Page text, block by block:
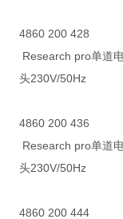
4860 200 428
Research pro单道
头230V/50Hz
4860 200 436
Research pro单道
头230V/50Hz
4860 200 444